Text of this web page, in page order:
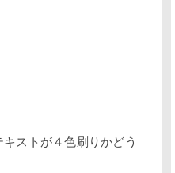
ストが４色刷りかどう